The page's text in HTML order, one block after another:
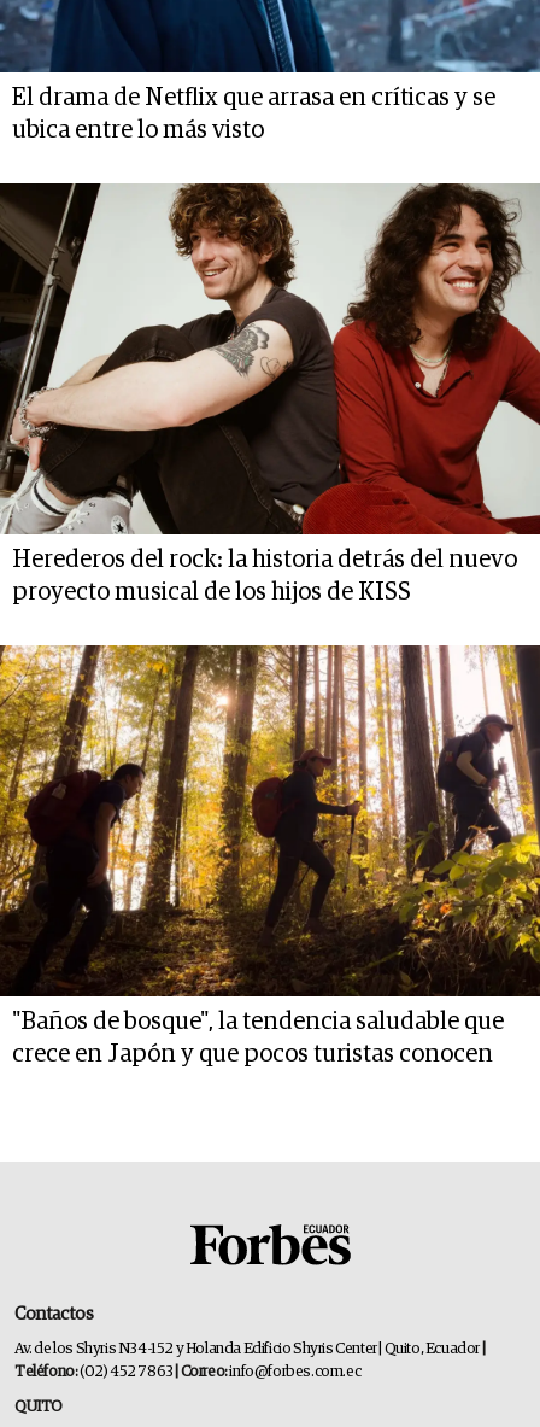
El drama de Netflix que arrasa en críticas y se
ubica entre lo más visto
Herederos del rock: la historia detrás del nuevo
proyecto musical de los hijos de KISS
"Baños de bosque", la tendencia saludable que
crece en Japón y que pocos turistas conocen
Contactos
Av. de los Shyris N34-152 y Holanda Edificio Shyris Center | Quito, Ecuador
Teléfono:(02) 452 7863 | Correo:info@forbes.com.ec
QUITO